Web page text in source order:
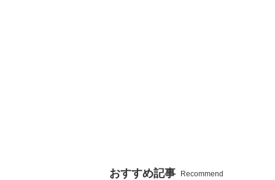
おすすめ記事 Recommend